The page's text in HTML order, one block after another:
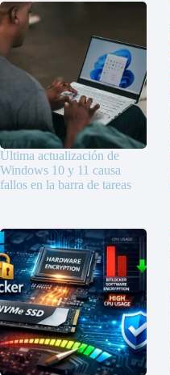
Última actualización de
Windows 10 y 11 causa
fallos en la barra de tareas